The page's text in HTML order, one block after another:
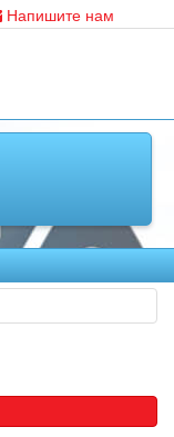
Напишите нам